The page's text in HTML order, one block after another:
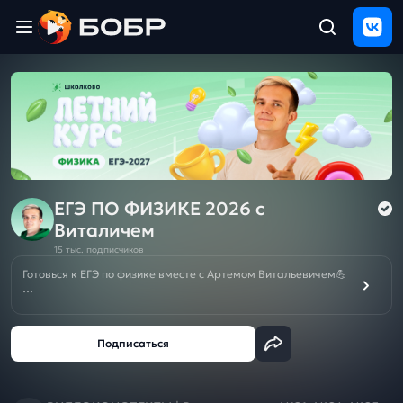
ЩЕЛЧОК
2026
Полезные
материалы
Проверка
сочинений
Тех
и
ЕГЭ ПО ФИЗИКЕ 2026 с
Виталичем
15 тыс. подписчиков
Готовься к ЕГЭ по физике вместе с Артемом Витальевичем💪
никакой зубрешки! Подписывайся, чтобы шарить в физике